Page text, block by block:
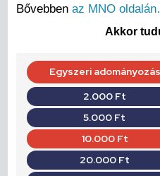
Bővebben az MNO
Akkor